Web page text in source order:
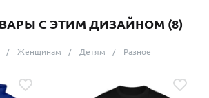
С ЭТИМ ДИЗАЙНОМ (8)
Женщинам Детям Разное